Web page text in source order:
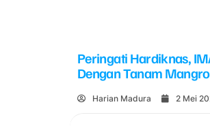
Peringati Hardiknas,
Dengan Tanam
Harian Madura 2 Mei